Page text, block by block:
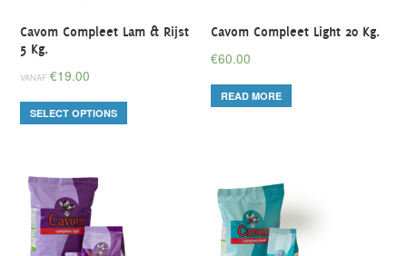
Cavom Compleet Lam & Rijst
5 Kg.
VANAF€19.00
SELECT OPTIONS
Cavom Compleet Light 20 Kg.
€60.00
READ MORE